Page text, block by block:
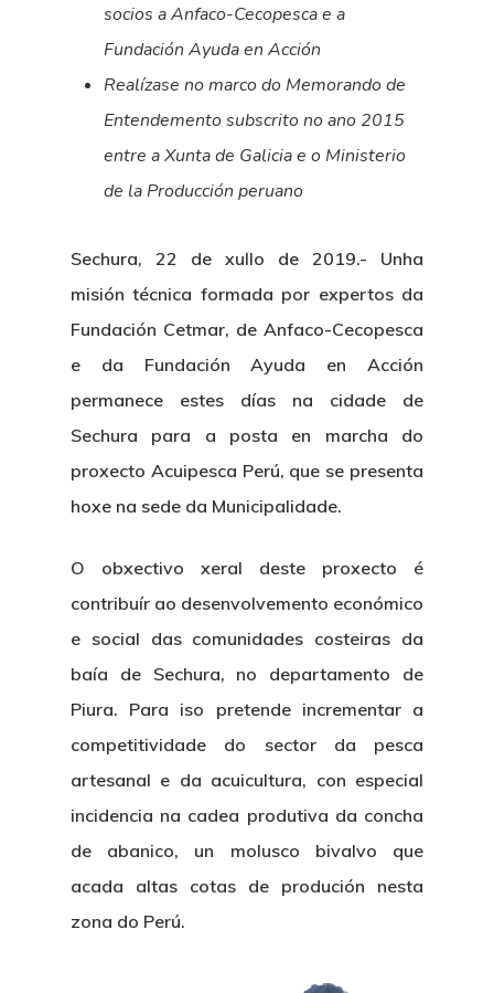
socios a Anfaco-Cecopesca e a
Fundación Ayuda en Acción
Realízase no marco do Memorando de
Entendemento subscrito no ano 2015
entre a Xunta de Galicia e o Ministerio
de la Producción peruano
Sechura, 22 de xullo de 2019.- Unha
misión técnica formada por expertos da
Fundación Cetmar, de Anfaco-Cecopesca
e da Fundación Ayuda en Acción
permanece estes días na cidade de
Sechura para a posta en marcha do
proxecto Acuipesca Perú, que se presenta
hoxe na sede da Municipalidade.
O obxectivo xeral deste proxecto é
contribuír ao desenvolvemento económico
e social das comunidades costeiras da
baía de Sechura, no departamento de
Piura. Para iso pretende incrementar a
competitividade do sector da pesca
artesanal e da acuicultura, con especial
incidencia na cadea produtiva da concha
de abanico, un molusco bivalvo que
acada altas cotas de produción nesta
zona do Perú.